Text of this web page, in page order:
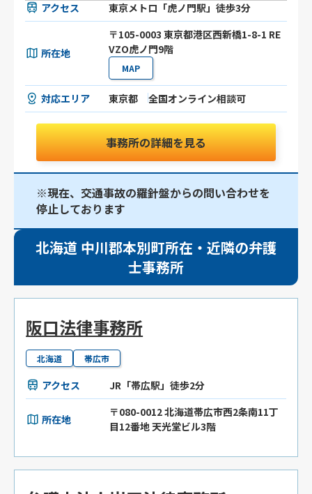
アクセス 東京メトロ「虎ノ門駅」徒歩3分
所在地
〒105-0003 東京都港区⻄新橋1-8-1 RE
VZO虎ノ門9階
MAP
対応エリア 東京都 全国オンライン相談可
事務所の詳細を見る
※現在、交通事故の羅針盤からの問い合わせを
停止しております
北海道 中川郡本別町所在・近隣の弁護
士事務所
阪口法律事務所
北海道 帯広市
アクセス JR「帯広駅」徒歩2分
所在地
〒080-0012 北海道帯広市西2条南11丁
目12番地 天光堂ビル3階